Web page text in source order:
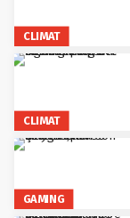
CLIMAT
CLIMAT
GAMING